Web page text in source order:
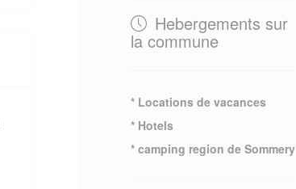
Hebergements sur
la commune
* Locations de vacances
* Hotels
* camping region de Sommery